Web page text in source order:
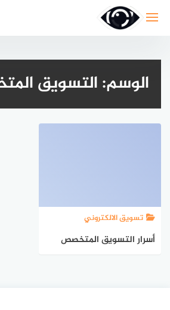
الوسم:التسويق
تسويق الالكتروني
أسرار التسويق المتخصص